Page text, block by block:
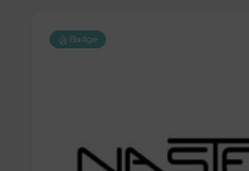
Badge